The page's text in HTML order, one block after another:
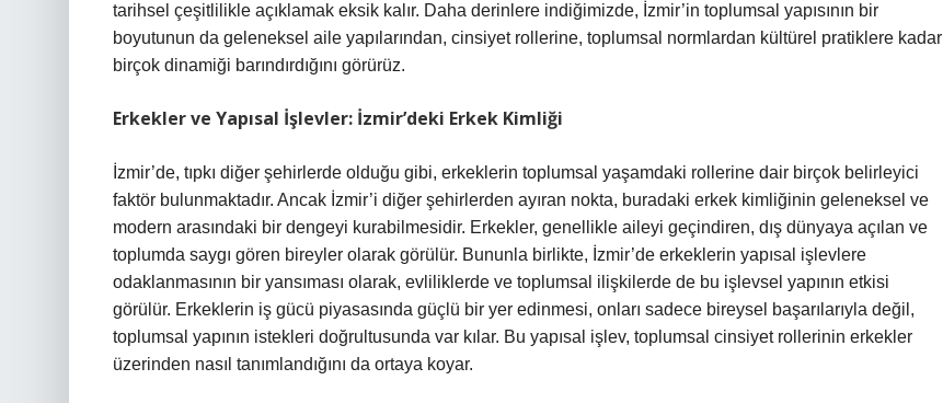
tarihsel çeşitlilikle açıklamak eksik kalır. Daha derinlere indiğimizde, İzmir’in toplumsal yapısının bir
boyutunun da geleneksel aile yapılarından, cinsiyet rollerine, toplumsal normlardan kültürel pratiklere kadar
birçok dinamiği barındırdığını görürüz.
Erkekler ve Yapısal İşlevler: İzmir’deki Erkek Kimliği
İzmir’de, tıpkı diğer şehirlerde olduğu gibi, erkeklerin toplumsal yaşamdaki rollerine dair birçok belirleyici
faktör bulunmaktadır. Ancak İzmir’i diğer şehirlerden ayıran nokta, buradaki erkek kimliğinin geleneksel ve
modern arasındaki bir dengeyi kurabilmesidir. Erkekler, genellikle aileyi geçindiren, dış dünyaya açılan ve
toplumda saygı gören bireyler olarak görülür. Bununla birlikte, İzmir’de erkeklerin yapısal işlevlere
odaklanmasının bir yansıması olarak, evliliklerde ve toplumsal ilişkilerde de bu işlevsel yapının etkisi
görülür. Erkeklerin iş gücü piyasasında güçlü bir yer edinmesi, onları sadece bireysel başarılarıyla değil,
toplumsal yapının istekleri doğrultusunda var kılar. Bu yapısal işlev, toplumsal cinsiyet rollerinin erkekler
üzerinden nasıl tanımlandığını da ortaya koyar.